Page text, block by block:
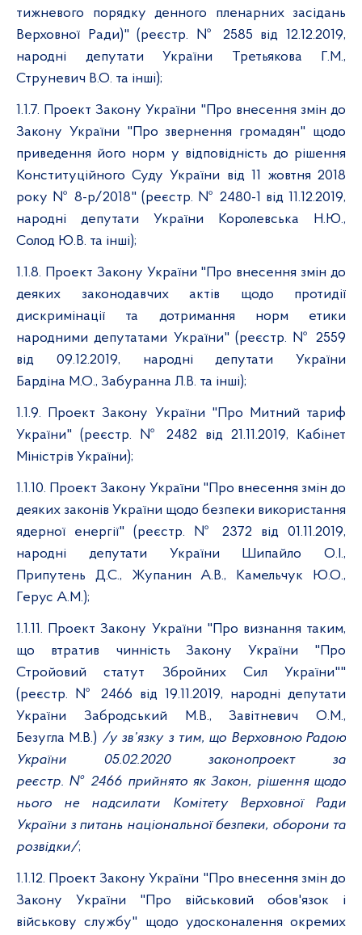
тижневого порядку денного пленарних засідань
Верховної Ради)" (реєстр. № 2585 від 12.12.2019,
народні депутати України Третьякова Г.М.,
Струневич В.О. та інші);
1.1.7. Проект Закону України "Про внесення змін до
Закону України "Про звернення громадян" щодо
приведення його норм у відповідність до рішення
Конституційного Суду України від 11 жовтня 2018
року № 8-р/2018" (реєстр. № 2480-1 від 11.12.2019,
народні депутати України Королевська Н.Ю.,
Солод Ю.В. та інші);
1.1.8. Проект Закону України "Про внесення змін до
деяких законодавчих актів щодо протидії
дискримінації та дотримання норм етики
народними депутатами України" (реєстр. № 2559
від 09.12.2019, народні депутати України
Бардіна М.О., Забуранна Л.В. та інші);
1.1.9. Проект Закону України "Про Митний тариф
України" (реєстр. № 2482 від 21.11.2019, Кабінет
Міністрів України);
1.1.10. Проект Закону України "Про внесення змін до
деяких законів України щодо безпеки використання
ядерної енергії" (реєстр. № 2372 від 01.11.2019,
народні депутати України Шипайло О.І.,
Припутень Д.С., Жупанин А.В., Камельчук Ю.О.,
Герус А.М.);
1.1.11. Проект Закону України "Про визнання таким,
що втратив чинність Закону України "Про
Стройовий статут Збройних Сил України""
(реєстр. № 2466 від 19.11.2019, народні депутати
України Забродський М.В., Завітневич О.М.,
Безугла М.В.) /у зв’язку з тим, що Верховною Радою
України 05.02.2020 законопроект за
реєстр. № 2466 прийнято як Закон, рішення щодо
нього не надсилати Комітету Верховної Ради
України з питань національної безпеки, оборони та
розвідки/;
1.1.12. Проект Закону України "Про внесення змін до
Закону України "Про військовий обов'язок і
військову службу" щодо удосконалення окремих